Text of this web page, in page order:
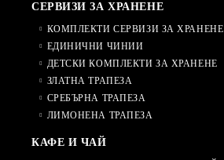
СЕРВИЗИ ЗА ХРАНЕНЕ
КОМПЛЕКТИ СЕРВИЗИ ЗА ХРАНЕНЕ
ЕДИНИЧНИ ЧИНИИ
ДЕТСКИ КОМПЛЕКТИ ЗА ХРАНЕНЕ
ЗЛАТНА ТРАПЕЗА
СРЕБЪРНА ТРАПЕЗА
ЛИМОНЕНА ТРАПЕЗА
КАФЕ И ЧАЙ